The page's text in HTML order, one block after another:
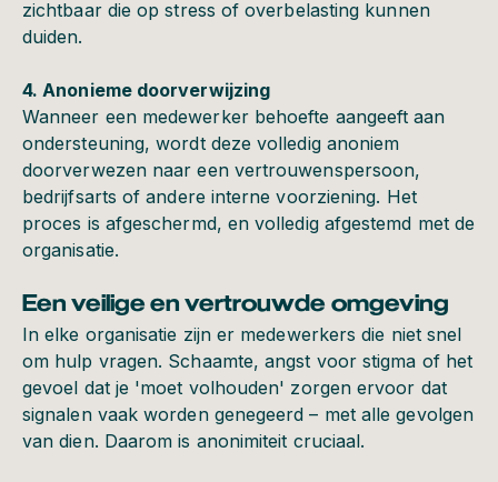
zichtbaar die op stress of overbelasting kunnen
duiden.
4. Anonieme doorverwijzing
Wanneer een medewerker behoefte aangeeft aan
ondersteuning, wordt deze volledig anoniem
doorverwezen naar een vertrouwenspersoon,
bedrijfsarts of andere interne voorziening. Het
proces is afgeschermd, en volledig afgestemd met de
organisatie.
Een veilige en vertrouwde omgeving
In elke organisatie zijn er medewerkers die niet snel
om hulp vragen. Schaamte, angst voor stigma of het
gevoel dat je 'moet volhouden' zorgen ervoor dat
signalen vaak worden genegeerd – met alle gevolgen
van dien. Daarom is anonimiteit cruciaal.